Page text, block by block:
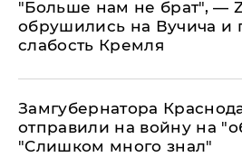
​"Больше нам не брат", —
обрушились на Вучича и
слабость Кремля
Замгубернатора
отправили на войну на
"Слишком много знал"